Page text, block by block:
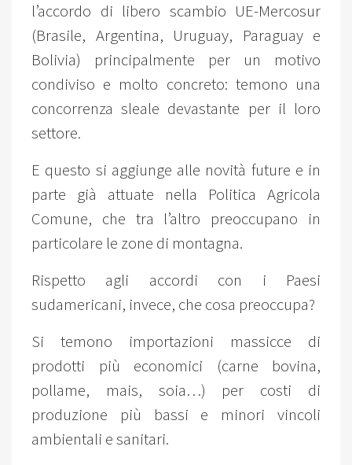
l’accordo di libero scambio UE-Mercosur
(Brasile, Argentina, Uruguay, Paraguay e
Bolivia) principalmente per un motivo
condiviso e molto concreto: temono una
concorrenza sleale devastante per il loro
settore.
E questo si aggiunge alle novità future e in
parte già attuate nella Politica Agricola
Comune, che tra l’altro preoccupano in
particolare le zone di montagna.
Rispetto agli accordi con i Paesi
sudamericani, invece, che cosa preoccupa?
Si temono importazioni massicce di
prodotti più economici (carne bovina,
pollame, mais, soia…) per costi di
produzione più bassi e minori vincoli
ambientali e sanitari.